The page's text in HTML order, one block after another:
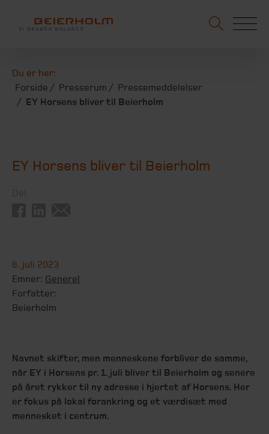
Du er her:
Forside
Presserum
Pressemeddelelser
EY Horsens bliver til Beierholm
EY Horsens bliver til Beierholm
6. juli 2023
Emner: Generel
Forfatter:
Beierholm
Navnet skifter, men menneskene forbliver de samme,
når EY i Horsens pr. 1. juli bliver til Beierholm og senere
på året rykker til ny adresse i hjertet af Horsens. Her
er fokus på lokal forankring og et værdisæt med
mennesket i centrum.